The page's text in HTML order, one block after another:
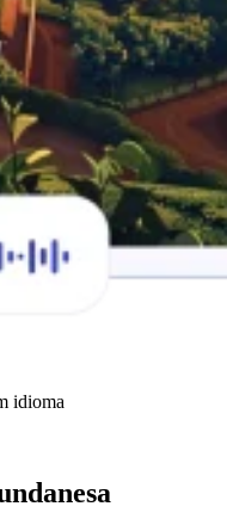
idioma